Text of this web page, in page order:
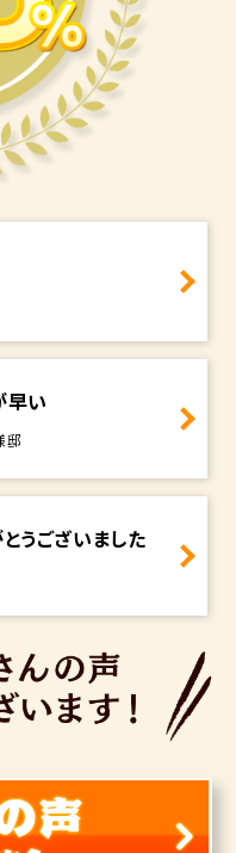
早い
邸
うございました